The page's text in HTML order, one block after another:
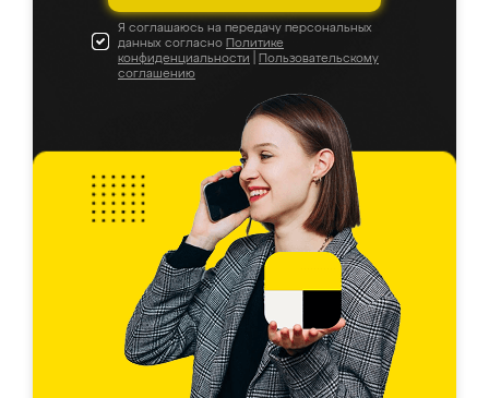
Я соглашаюсь на передачу персональных
данных согласно Политике
конфиденциальности
Пользовательскому
соглашению